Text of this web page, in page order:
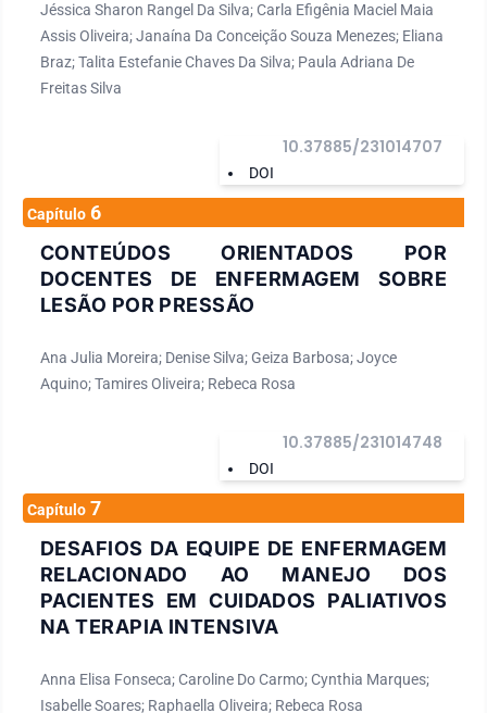
Jéssica Sharon Rangel Da Silva; Carla Efigênia Maciel Maia
Assis Oliveira; Janaína Da Conceição Souza Menezes; Eliana
Braz; Talita Estefanie Chaves Da Silva; Paula Adriana De
Freitas Silva
DOI
10.37885/231014707
Capítulo 6
CONTEÚDOS ORIENTADOS POR
DOCENTES DE ENFERMAGEM SOBRE
LESÃO POR PRESSÃO
Ana Julia Moreira; Denise Silva; Geiza Barbosa; Joyce
Aquino; Tamires Oliveira; Rebeca Rosa
DOI
10.37885/231014748
Capítulo 7
DESAFIOS DA EQUIPE DE ENFERMAGEM
RELACIONADO AO MANEJO DOS
PACIENTES EM CUIDADOS PALIATIVOS
NA TERAPIA INTENSIVA
Anna Elisa Fonseca; Caroline Do Carmo; Cynthia Marques;
Isabelle Soares; Raphaella Oliveira; Rebeca Rosa